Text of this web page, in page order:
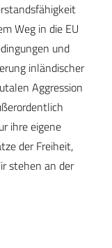
Weg in die EU
und
inländischer
Aggression
ihre eigene
der Freiheit,
stehen an der